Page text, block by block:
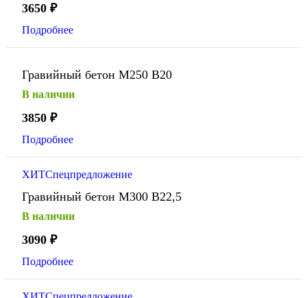
3650 ₽
Подробнее
Гравийный бетон М250 В20
В наличии
3850 ₽
Подробнее
ХИТСпецпредложение
Гравийный бетон М300 В22,5
В наличии
3090 ₽
Подробнее